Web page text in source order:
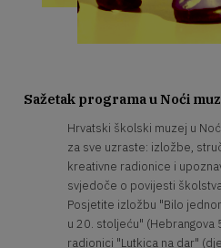
Sažetak programa u Noći
Hrvatski školski muzej u
za sve uzraste: izložbe,
kreativne radionice i
svjedoče o povijesti
Posjetite izložbu "Bilo
u 20. stoljeću"
radionici "Lutkica na dar"